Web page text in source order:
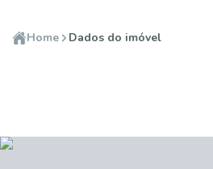
Home Dados do imóvel